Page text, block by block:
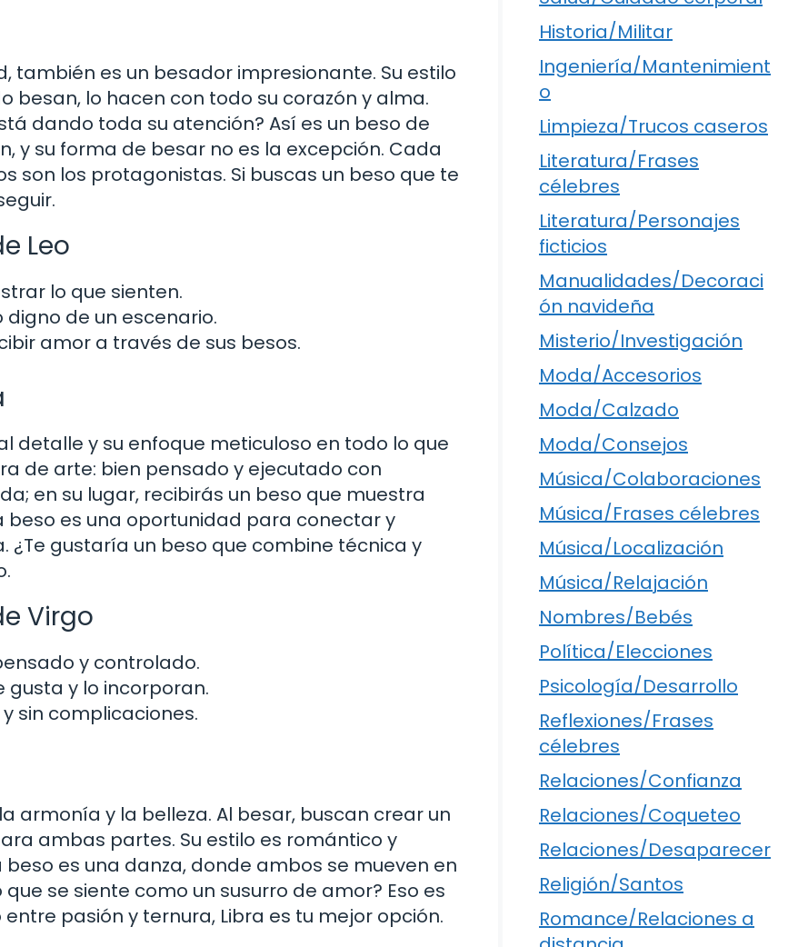
también es un besador impresionante. Su estilo
besan, lo hacen con todo su corazón y alma.
dando toda su atención? Así es un beso de
y su forma de besar no es la excepción. Cada
son los protagonistas. Si buscas un beso que te
Leo
lo que sienten.
de un escenario.
amor a través de sus besos.
detalle y su enfoque meticuloso en todo lo que
de arte: bien pensado y ejecutado con
en su lugar, recibirás un beso que muestra
beso es una oportunidad para conectar y
gustaría un beso que combine técnica y
Virgo
y controlado.
gusta y lo incorporan.
sin complicaciones.
armonía y la belleza. Al besar, buscan crear un
ambas partes. Su estilo es romántico y
es una danza, donde ambos se mueven en
se siente como un susurro de amor? Eso es
pasión y ternura, Libra es tu mejor opción.
Historia/Militar
Ingeniería/Mantenimient
o
Limpieza/Trucos caseros
Literatura/Frases
célebres
Literatura/Personajes
ficticios
Manualidades/Decoraci
ón navideña
Misterio/Investigación
Moda/Accesorios
Moda/Calzado
Moda/Consejos
Música/Colaboraciones
Música/Frases célebres
Música/Localización
Música/Relajación
Nombres/Bebés
Política/Elecciones
Psicología/Desarrollo
Reflexiones/Frases
célebres
Relaciones/Confianza
Relaciones/Coqueteo
Relaciones/Desaparecer
Religión/Santos
Romance/Relaciones a